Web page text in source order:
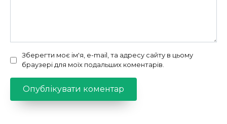
Зберегти моє ім'я, e-mail, та адресу сайту в цьому
браузері для моїх подальших коментарів.